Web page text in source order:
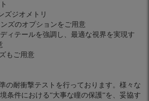
ズジオメトリ
ズのオプションをご用意
ィテールを強調し、最適な視界を実現す
もご用意
の耐衝撃テストを行っております。様々な
条件における“大事な瞳の保護“を、妥協す